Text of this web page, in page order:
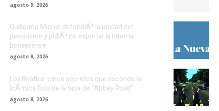
agosto 9, 2026
Guillermo Michel defendiÃ³ la unidad del
peronismo y pidiÃ³ no exportar la interna
bonaerense
agosto 8, 2026
Los Beatles: cinco secretos que esconde la
icÃ³nica foto de la tapa de “Abbey Road”
agosto 8, 2026